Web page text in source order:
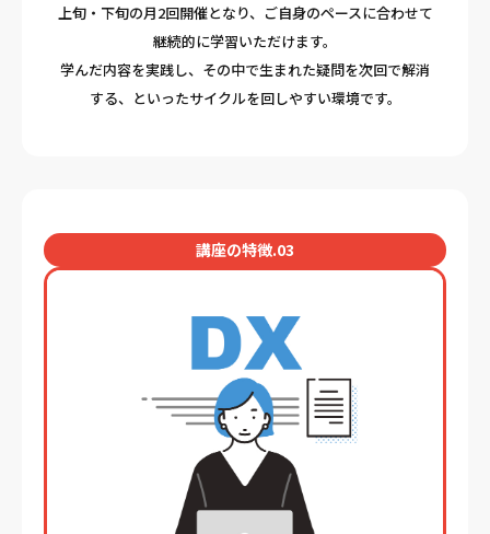
上旬・下旬の月2回開催となり、ご自身のペースに合わせて
継続的に学習いただけます。
学んだ内容を実践し、その中で生まれた疑問を次回で解消
する、といったサイクルを回しやすい環境です。
講座の特徴.03